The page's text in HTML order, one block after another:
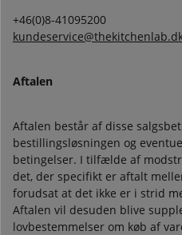
+46(0)8-41095200
Aftalen
Aftalen består af disse
bestillingsløsningen og
betingelser. I tilfælde af
det, der specifikt er aftalt
forudsat at det ikke er i strid
Aftalen vil desuden blive
lovbestemmelser om køb af